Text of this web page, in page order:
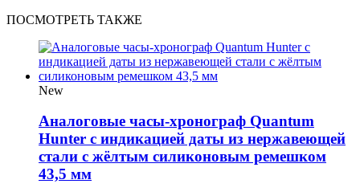
ПОСМОТРЕТЬ ТАКЖЕ
New
Аналоговые часы-хронограф Quantum
Hunter с индикацией даты из нержавеющей
стали с жёлтым силиконовым ремешком
43,5 мм